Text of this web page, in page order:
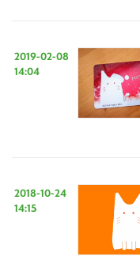
2019-02-08
14:04
2018-10-24
14:15